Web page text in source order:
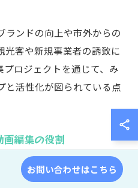
ランドの向上や市外からの
光客や新規事業者の誘致に
ロジェクトを通じて、み
と活性化が図られている点
編集の役割
イベントにおいて、動画編
す。理由は、イベントの様
お問い合わせはこちら